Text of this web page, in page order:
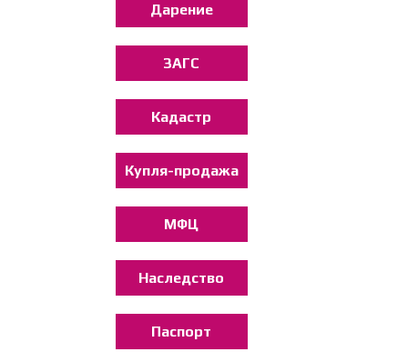
Дарение
ЗАГС
Кадастр
Купля-продажа
МФЦ
Наследство
Паспорт